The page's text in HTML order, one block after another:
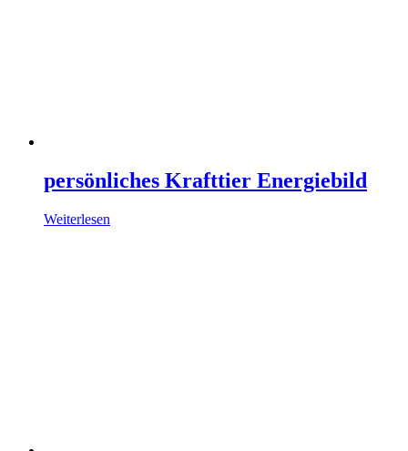
persönliches Krafttier Energiebild
Weiterlesen